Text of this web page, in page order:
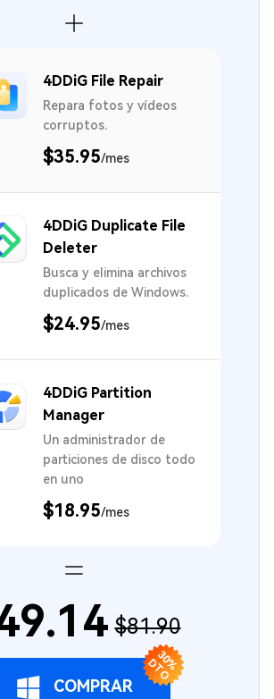
4DDiG File Repair
Repara fotos y vídeos
corruptos.
$35.95/mes
4DDiG Duplicate File
Deleter
Busca y elimina archivos
duplicados de Windows.
$24.95/mes
4DDiG Partition
Manager
Un administrador de
particiones de disco todo
en uno
$18.95/mes
$81.90
3
0
% D
T
O
COMPRAR